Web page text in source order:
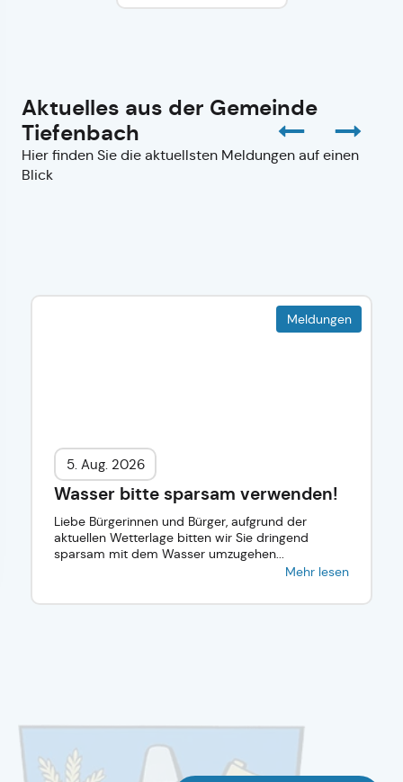
Aktuelles aus der Gemeinde
Tiefenbach
Hier finden Sie die aktuellsten Meldungen auf einen
Blick
Meldungen
5. Aug. 2026
Wasser bitte sparsam verwenden!
Liebe Bürgerinnen und Bürger, aufgrund der
aktuellen Wetterlage bitten wir Sie dringend
sparsam mit dem Wasser umzugehen...
Mehr lesen